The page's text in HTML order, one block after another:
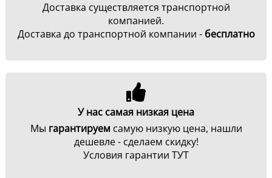
Доставка существляется транспортной
компанией.
Доставка до транспортной компании - бесплатно
У нас самая низкая цена
Мы гарантируем самую низкую цена, нашли
дешевле - сделаем скидку!
Условия гарантии ТУТ